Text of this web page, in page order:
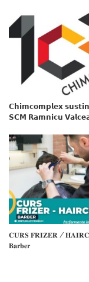
𝗖𝗵𝗶𝗺𝗰𝗼𝗺𝗽𝗹𝗲𝘅
𝗦𝗖𝗠 𝗥𝗮𝗺𝗻𝗶𝗰𝘂
𝗳𝗶𝗻𝗮𝗻𝘁𝗮𝘁𝗼𝗿
𝐂𝐔𝐑𝐒 𝐅𝐑𝐈𝐙𝐄𝐑 /
𝐁𝐚𝐫𝐛𝐞𝐫